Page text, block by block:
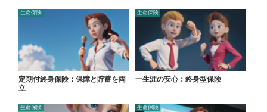
生命保険
定期付終身保険：保障と貯蓄を両
立
生命保険
一生涯の安心：終身型保険
生命保険 生命保険